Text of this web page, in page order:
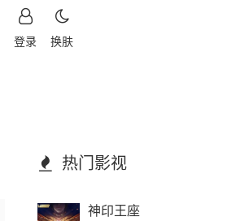
换肤
登录
热门影视
神印王座